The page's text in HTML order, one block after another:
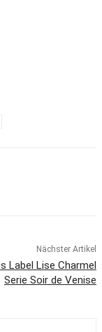
Nächster Artikel
Label Lise Charmel
Serie Soir de Venise